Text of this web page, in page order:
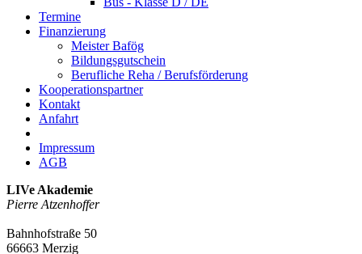
Termine
Finanzierung
Meister Bafög
Bildungsgutschein
Berufliche Reha / Berufsförderung
Kooperationspartner
Kontakt
Anfahrt
Impressum
AGB
LIVe Akademie
Pierre Atzenhoffer
Bahnhofstraße 50
66663 Merzig